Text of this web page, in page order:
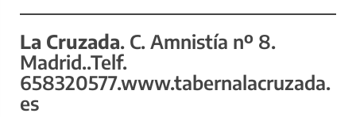
La Cruzada. C. Amnistía nº 8.
Madrid..Telf.
658320577.www.tabernalacruzada.
es